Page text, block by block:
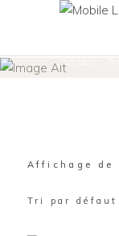
Accueil/
Affichage de
Tri par défaut